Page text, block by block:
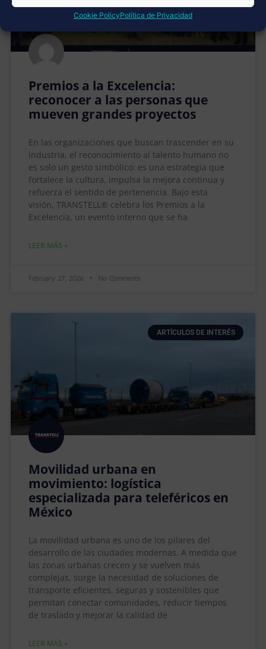
Cookie PolicyPolítica de Privacidad
Premios a la Excelencia:
reconocer a las personas que
mueven grandes proyectos
En las organizaciones que buscan trascender en su
industria, el reconocimiento al talento humano no
es solo un gesto simbólico: es una estrategia que
fortalece la cultura, impulsa la mejora continua y
refuerza el sentido de pertenencia. Bajo esta
visión, TRANSTELL® celebra los Premios a la
Excelencia, un evento interno que se ha
LEER MÁS »
February 27, 2026 No Comments
ARTÍCULOS DE INTERÉS
Movilidad urbana en
movimiento: logística
especializada para teleféricos en
México
La movilidad urbana es uno de los pilares del
desarrollo de las ciudades modernas. A medida que
las zonas urbanas crecen y se vuelven más
complejas, surge la necesidad de soluciones de
transporte eficientes, seguras y sostenibles que
permitan conectar comunidades, reducir tiempos
de traslado y mejorar la calidad de
LEER MÁS »